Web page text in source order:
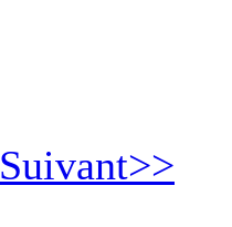
Suivant>>